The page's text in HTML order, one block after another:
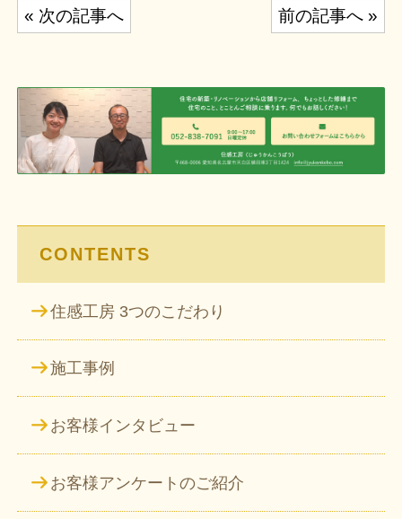
投
稿
ビ
ゲ
ー
シ
前の記事へ »
« 次の記事へ
CONTENTS
住感工房 3つのこだわり
施工事例
お客様インタビュー
お客様アンケートのご紹介